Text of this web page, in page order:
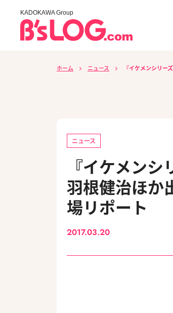
KADOKAWA Group
ホーム ニュース 『イケメンシリー
ニュース
『イケメン
羽根健治ほか
場リポート
2017.03.20